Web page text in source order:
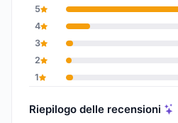
5
4
3
2
1
Riepilogo delle recensioni